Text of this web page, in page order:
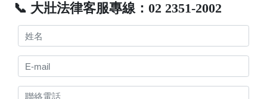
📞 大壯法律客服專線：02 2351-2002